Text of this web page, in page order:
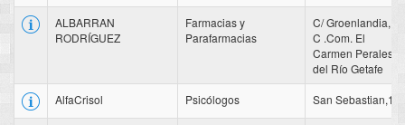
ALBARRAN
RODRÍGUEZ
Farmacias y
Parafarmacias
C/ Groenlandia, 4
C .Com. El
Carmen Perales
del Río Getafe
AlfaCrisol
Psicólogos San Sebastian,17